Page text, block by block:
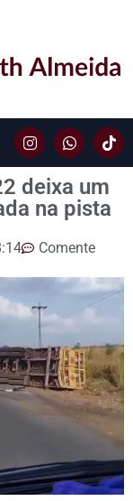
deixa um
na pista
Comente